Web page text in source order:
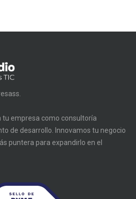
tu empresa como consultoría
de desarrollo. Innovamos tu negocio
puntera para expandirlo en el